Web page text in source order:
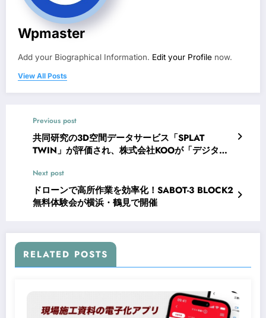
Wpmaster
Add your Biographical Information. Edit your Profile now.
View All Posts
Previous post
共同研究の3D空間データサービス「SPLAT
TWIN」が評価され、株式会社KOOが「デジタル
Next post
ドローンで高所作業を効率化！SABOT-3 BLOCK2
無料体験会が横浜・鶴見で開催
RELATED POSTS